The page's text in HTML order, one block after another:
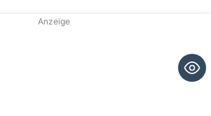
Anzeige